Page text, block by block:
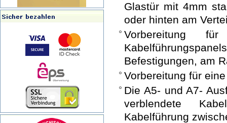
Glastür mit 4mm
oder hinten am
Vorbereitung
Befestigungen, am
Vorbereitung für
Die A5- und A7-
verblendete
Kabelführung